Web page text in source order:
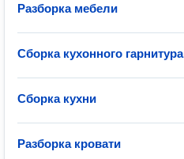
Разборка мебели
Сборка кухонного гарнитура
Сборка кухни
Разборка кровати